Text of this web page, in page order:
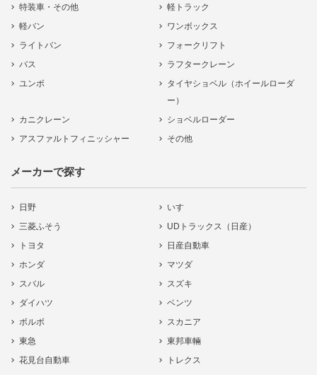
特装車・その他
軽トラック
軽バン
ワンボックス
ライトバン
フォークリフト
バス
ラフタークレーン
ユンボ
タイヤショベル（ホイールローダ
ー）
カニクレーン
ショベルローダー
アスファルトフィニッシャー
その他
メーカーで探す
日野
いすゞ
三菱ふそう
UDトラックス（日産）
トヨタ
日産自動車
ホンダ
マツダ
スバル
スズキ
ダイハツ
ベンツ
ボルボ
スカニア
東急
東邦車輛
花見台自動車
トレクス